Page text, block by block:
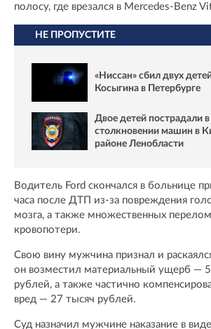
полосу, где врезался в Mercedes-Benz
НЕ ПРОПУСТИТЕ
«Ниссан» сбил двух
Косыгина в Петербурге
Двое детей пострадали
столкновении машин в
районе Ленобласти
Водитель Ford скончался в больнице
часа после ДТП из-за повреждения
мозга, а также множественных
кровопотери.
Свою вину мужчина признал и
он возместил материальный ущерб —
рублей, а также частично
вред — 27 тысяч рублей.
Суд назначил мужчине наказание в